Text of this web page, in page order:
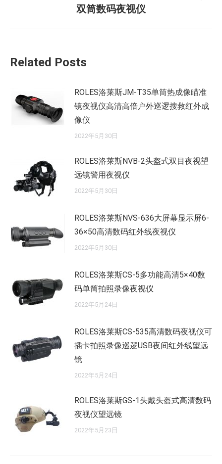
来
双筒数码夜视仪
Related Posts
ROLES洛莱斯JM-T35单筒热成像瞄准
镜夜视仪高清高倍户外巡逻搜救红外成
像仪
2022年5月30日
ROLES洛莱斯NVB-2头盔式双目夜视望
远镜警用夜视仪
2022年5月30日
ROLES洛莱斯NVS-636大屏幕显示屏6-
36×50高清数码红外线夜视仪
2022年5月30日
ROLES洛莱斯CS-5多功能高清5×40数
码单筒拍照录像夜视仪
2022年5月24日
ROLES洛莱斯CS-535高清数码夜视仪可
插卡拍照录像巡逻USB夜间红外线望远
镜
2022年5月24日
ROLES洛莱斯GS-1头戴头盔式高清数码
夜视仪望远镜
2022年5月23日